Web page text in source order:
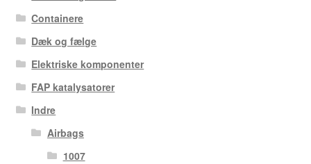
Containere
Dæk og fælge
Elektriske komponenter
FAP katalysatorer
Indre
Airbags
1007